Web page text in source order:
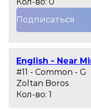
Подписаться
English - Near
#11 - Common - G
Zoltan Boros
Кол-во: 1